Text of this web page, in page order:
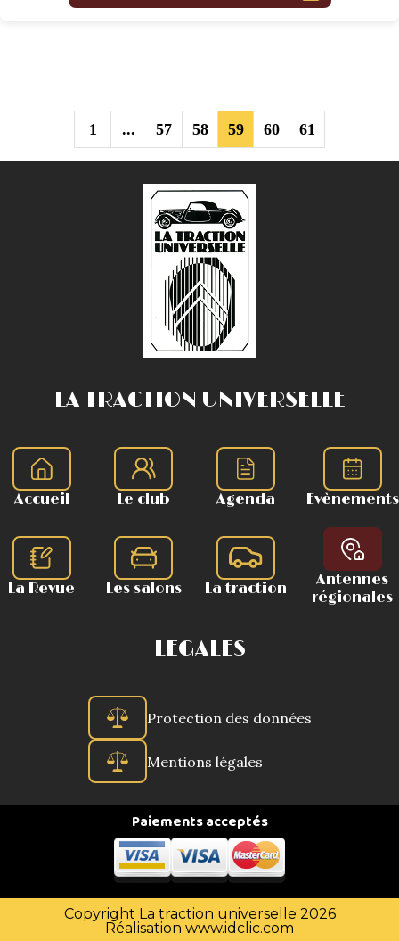
1 ... 57 58 59 60 61
LA TRACTION UNIVERSELLE
Accueil Le club Agenda Evènements
La Revue Les salons La traction
Antennes
régionales
LEGALES
Protection des données
Mentions légales
Paiements acceptés
Copyright La traction universelle 2026
Réalisation www.idclic.com